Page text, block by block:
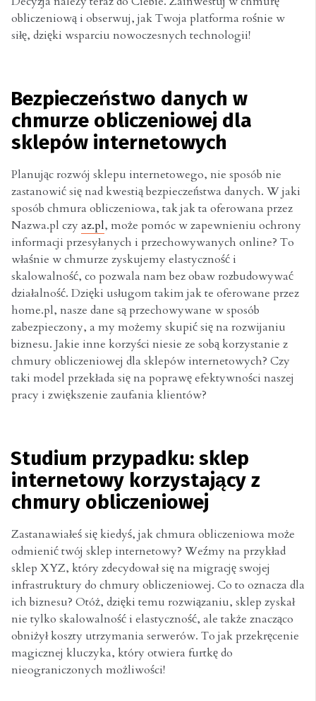
obliczeniową i obserwuj, jak Twoja platforma rośnie w
siłę, dzięki wsparciu nowoczesnych technologii!
Bezpieczeństwo danych w
chmurze obliczeniowej dla
sklepów internetowych
Planując rozwój sklepu internetowego, nie sposób nie
zastanowić się nad kwestią bezpieczeństwa danych. W jaki
sposób chmura obliczeniowa, tak jak ta oferowana przez
Nazwa.pl czyaz.pl, może pomóc w zapewnieniu ochrony
informacji przesyłanych i przechowywanych online? To
właśnie w chmurze zyskujemy elastyczność i
skalowalność, co pozwala nam bez obaw rozbudowywać
działalność. Dzięki usługom takim jak te oferowane przez
home.pl, nasze dane są przechowywane w sposób
zabezpieczony, a my możemy skupić się na rozwijaniu
biznesu. Jakie inne korzyści niesie ze sobą korzystanie z
chmury obliczeniowej dla sklepów internetowych? Czy
taki model przekłada się na poprawę efektywności naszej
pracy i zwiększenie zaufania klientów?
Studium przypadku: sklep
internetowy korzystający z
chmury obliczeniowej
Zastanawiałeś się kiedyś, jak chmura obliczeniowa może
odmienić twój sklep internetowy? Weźmy na przykład
sklep XYZ, który zdecydował się na migrację swojej
infrastruktury do chmury obliczeniowej. Co to oznacza dla
ich biznesu? Otóż, dzięki temu rozwiązaniu, sklep zyskał
nie tylko skalowalność i elastyczność, ale także znacząco
obniżył koszty utrzymania serwerów. To jak przekręcenie
magicznej kluczyka, który otwiera furtkę do
nieograniczonych możliwości!